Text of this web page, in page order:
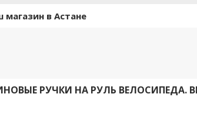
магазин в Астане
РУЧКИ НА РУЛЬ ВЕЛОСИПЕДА.